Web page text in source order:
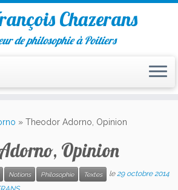
Chazerans
de philosophie à Poitiers
» Theodor Adorno, Opinion
Opinion
Notions Philosophie Textes le29 octobre 2014